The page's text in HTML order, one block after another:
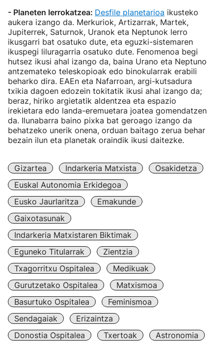
- Planeten lerrokatzea: Desfile planetarioa ikusteko
aukera izango da. Merkuriok, Artizarrak, Martek,
Jupiterrek, Saturnok, Uranok eta Neptunok lerro
ikusgarri bat osatuko dute, eta eguzki-sistemaren
ikuspegi liluragarria osatuko dute. Fenomenoa begi
hutsez ikusi ahal izango da, baina Urano eta Neptuno
antzemateko teleskopioak edo binokularrak erabili
beharko dira. EAEn eta Nafarroan, argi-kutsadura
txikia dagoen edozein tokitatik ikusi ahal izango da;
beraz, hiriko argietatik aldentzea eta espazio
irekietara edo landa-eremuetara joatea gomendatzen
da. Ilunabarra baino pixka bat geroago izango da
behatzeko unerik onena, orduan baitago zerua behar
bezain ilun eta planetak oraindik ikusi daitezke.
Gizartea Indarkeria Matxista
Osakidetza
Euskal Autonomia Erkidegoa
Eusko Jaurlaritza
Emakunde
Gaixotasunak
Indarkeria Matxistaren Biktimak
Eguneko Titularrak
Zientzia
Txagorritxu Ospitalea
Medikuak
Gurutzetako Ospitalea
Matxismoa
Basurtuko Ospitalea
Feminismoa
Sendagaiak
Erizaintza
Donostia Ospitalea
Txertoak
Astronomia